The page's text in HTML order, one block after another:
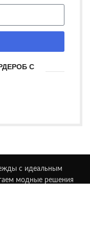
С
с идеальным
модные решения